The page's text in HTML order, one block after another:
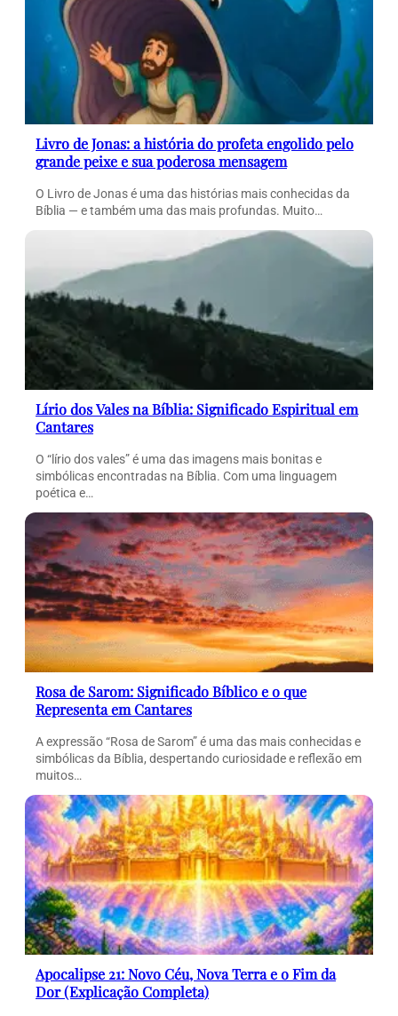
Livro de Jonas: a história do profeta engolido pelo
grande peixe e sua poderosa mensagem
O Livro de Jonas é uma das histórias mais conhecidas da
Bíblia — e também uma das mais profundas. Muito…
Lírio dos Vales na Bíblia: Significado Espiritual em
Cantares
O “lírio dos vales” é uma das imagens mais bonitas e
simbólicas encontradas na Bíblia. Com uma linguagem
poética e…
Rosa de Sarom: Significado Bíblico e o que
Representa em Cantares
A expressão “Rosa de Sarom” é uma das mais conhecidas e
simbólicas da Bíblia, despertando curiosidade e reflexão em
muitos…
Apocalipse 21: Novo Céu, Nova Terra e o Fim da
Dor (Explicação Completa)